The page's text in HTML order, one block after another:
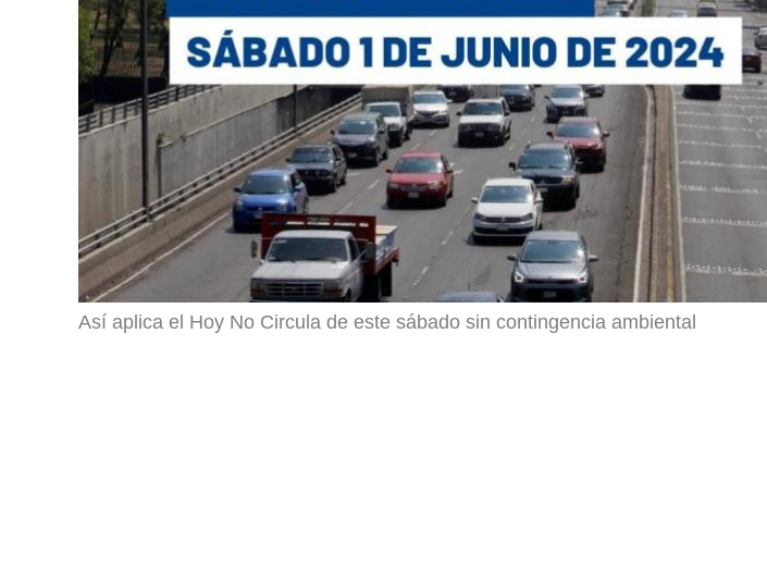
Así aplica el Hoy No Circula de este sábado sin contingencia ambiental